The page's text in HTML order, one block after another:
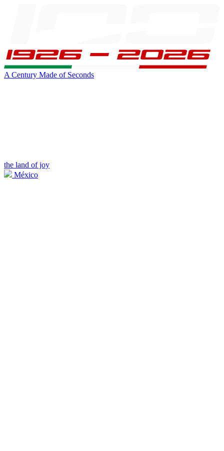
A Century Made of Seconds
the land of joy
México